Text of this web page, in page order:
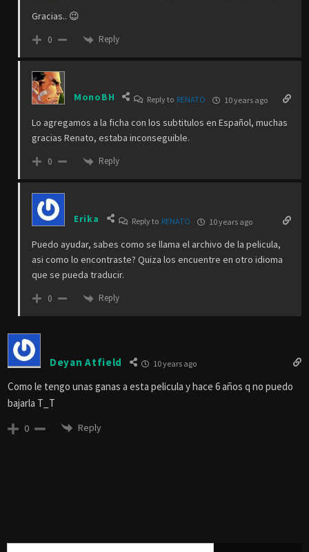
Gracias.. 😉
0 Reply
MonoBH Reply to RENATO 10 years ago
Lo agregamos a la ficha con los subtitulos en Español, muchas
gracias Renato, estaba inconseguible.
0 Reply
Erika Reply to RENATO 10 years ago
Puedo ayudar, sabes como se llama el archivo de la pelicula,
asi como lo encontraste? Quiza los encuentre en otro idioma
que se pueda traducir.
0 Reply
Deyan Atfield 10 years ago
Como le tengo unas ganas a esta pelicula y hace 6 años q no puedo
bajarla T_T
0 Reply